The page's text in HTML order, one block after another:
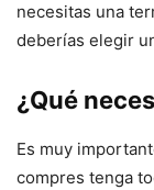
necesitas una
deberías elegir
¿Qué
Es muy
compres tenga